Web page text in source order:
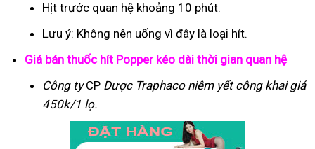
Hịt trước quan hệ khoảng 10 phút.
Lưu ý: Không nên uống vì đây là loại hít.
Giá bán thuốc hít Popper kéo dài thời gian quan hệ
Công tyCP Dược Traphaconiêm yết công khai giá
450k/1 lọ.